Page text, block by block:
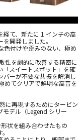
経て、新たに 1 インチの高
開発しました。
色付けや歪みのない、極め
性を劇的に改善する精密に
「スイートスポット」を確
バーが不要な共振を解消し
めてクリアで鮮明な高音を
に再現するためにタービン
モデル（Legend シリー
状を組み合わせたもの